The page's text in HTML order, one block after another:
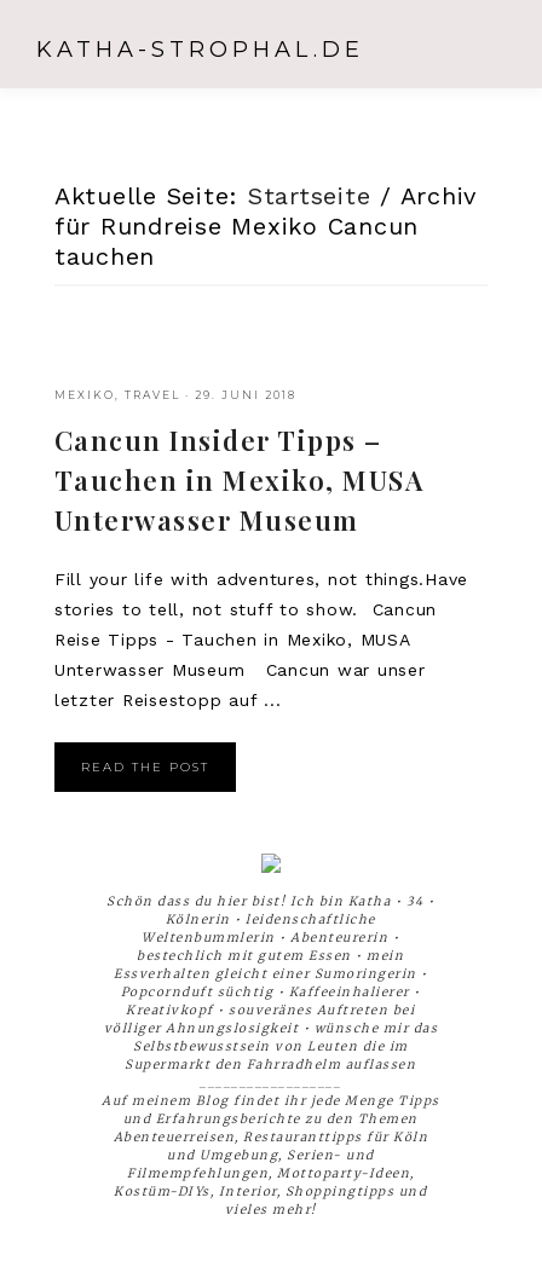
KATHA-STROPHAL.DE
Aktuelle Seite: Startseite / Archiv
für Rundreise Mexiko Cancun
tauchen
MEXIKO TRAVEL · 29. JUNI 2018
Cancun Insider Tipps –
Tauchen in Mexiko, MUSA
Unterwasser Museum
Fill your life with adventures, not things.Have
stories to tell, not stuff to show. Cancun
Reise Tipps - Tauchen in Mexiko, MUSA
Unterwasser Museum Cancun war unser
letzter Reisestopp auf ...
READ THE POST
Schön dass du hier bist! Ich bin Katha • 34 •
Kölnerin • leidenschaftliche
Weltenbummlerin • Abenteurerin •
bestechlich mit gutem Essen • mein
Essverhalten gleicht einer Sumoringerin •
Popcornduft süchtig • Kaffeeinhalierer •
Kreativkopf • souveränes Auftreten bei
völliger Ahnungslosigkeit • wünsche mir das
Selbstbewusstsein von Leuten die im
Supermarkt den Fahrradhelm auflassen
Auf meinem Blog findet ihr jede Menge Tipps
und Erfahrungsberichte zu den Themen
Abenteuerreisen, Restauranttipps für Köln
und Umgebung, Serien- und
Filmempfehlungen, Mottoparty-Ideen,
Kostüm-DIYs, Interior, Shoppingtipps und
vieles mehr!